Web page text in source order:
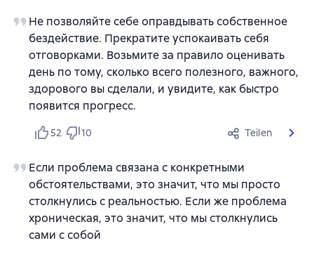
Не позволяйте себе оправдывать собственное
бездействие. Прекратите успокаивать себя
отговорками. Возьмите за правило оценивать
день по тому, сколько всего полезного, важного,
здорового вы сделали, и увидите, как быстро
появится прогресс.
52 10 Teilen
Если проблема связана с конкретными
обстоятельствами, это значит, что мы просто
столкнулись с реальностью. Если же проблема
хроническая, это значит, что мы столкнулись
сами с собой